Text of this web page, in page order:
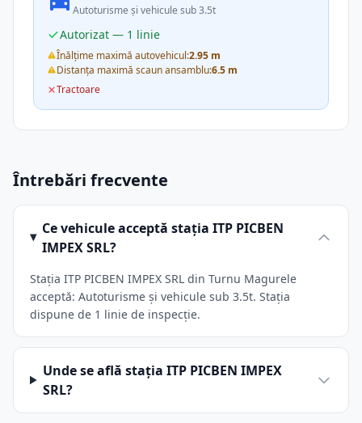
Autoturisme și vehicule sub 3.5t
Autorizat — 1 linie
Înălțime maximă autovehicul:2.95 m
Distanța maximă scaun ansamblu:6.5 m
Tractoare
Întrebări frecvente
Ce vehicule acceptă stația ITP PICBEN
IMPEX SRL?
Stația ITP PICBEN IMPEX SRL din Turnu Magurele
acceptă: Autoturisme și vehicule sub 3.5t. Stația
dispune de 1 linie de inspecție.
Unde se află stația ITP PICBEN IMPEX
SRL?